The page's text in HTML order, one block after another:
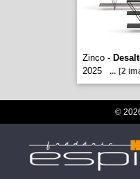
Zinco -
2025
... [2
©